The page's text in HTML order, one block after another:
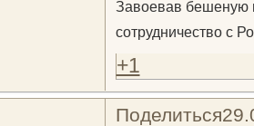
Завоевав бешеную
сотрудничество с
+1
Поделиться